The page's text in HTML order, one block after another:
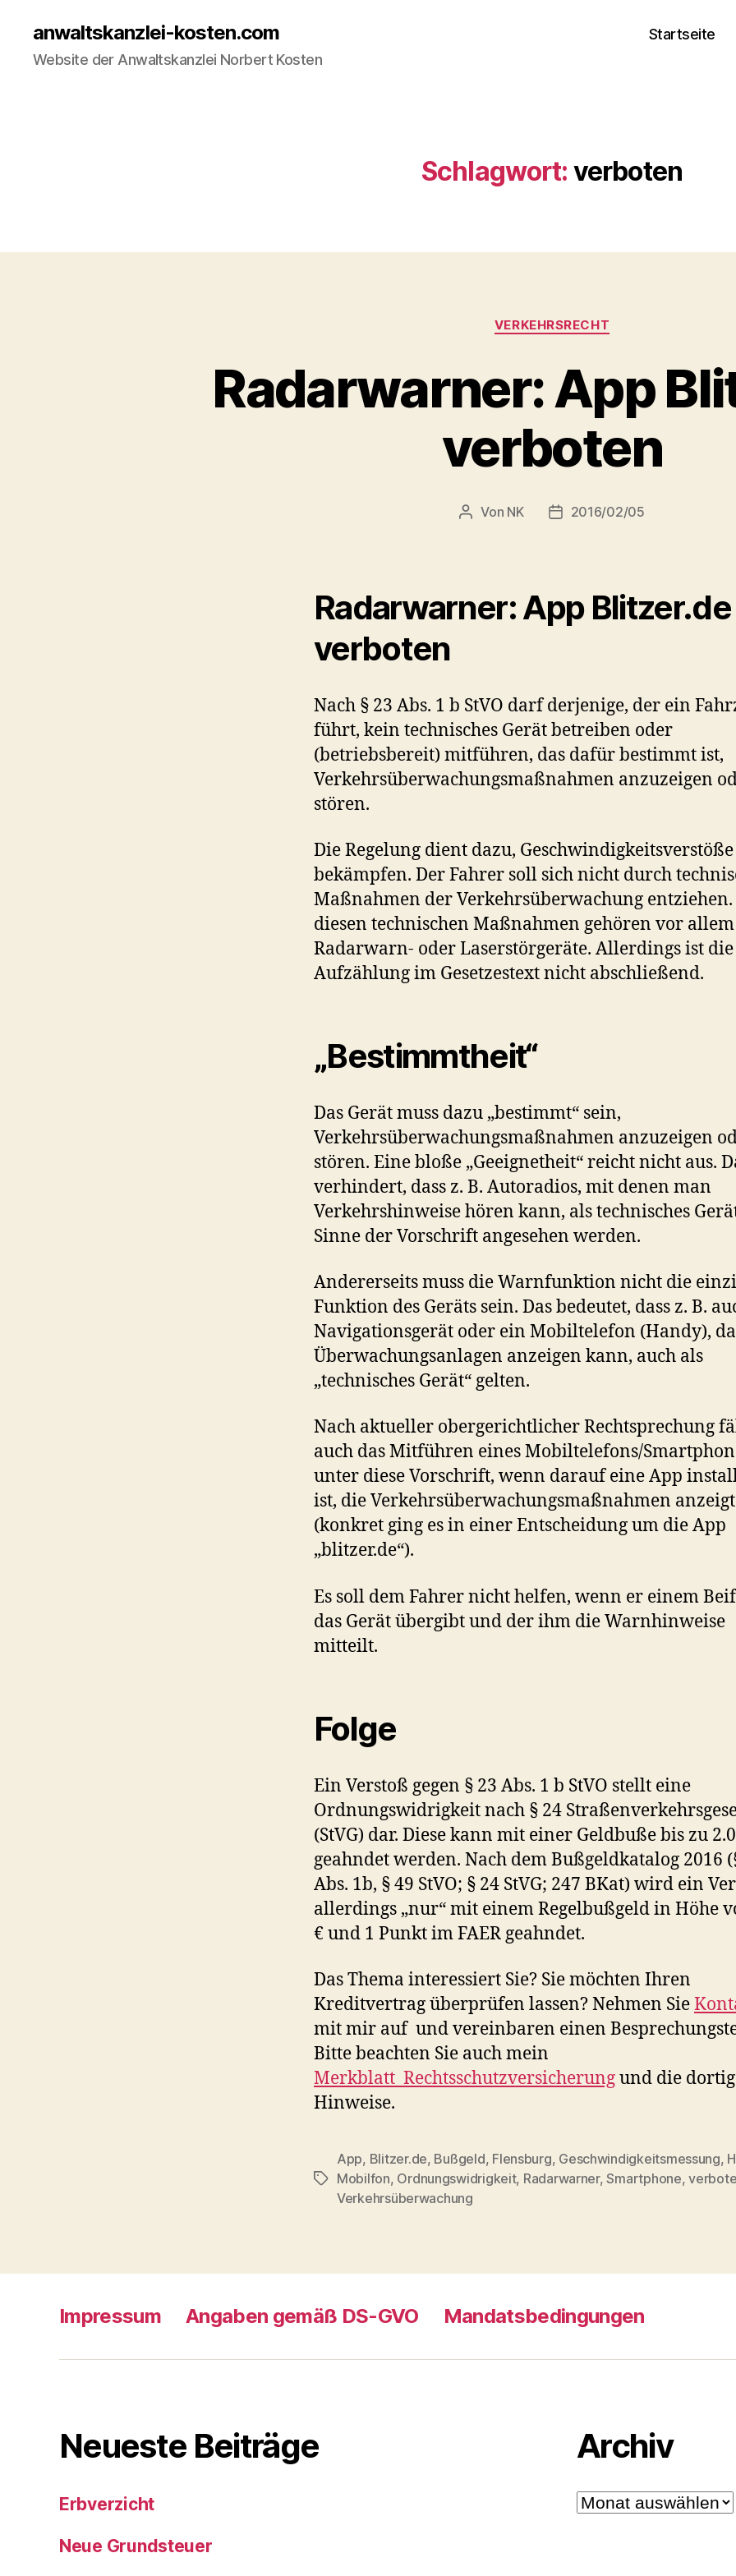
anwaltskanzlei-kosten.com
Website der Anwaltskanzlei Norbert Kosten
Startseite
Schlagwort: verboten
Kategorien
VERKEHRSRECHT
Radarwarner: App
verboten
Beitragsautor
Von NK Veröffentlichungsdatum
2016/02/05
Radarwarner: App Blitzer.de
verboten
Nach § 23 Abs. 1 b StVO darf derjenige, der ein
führt, kein technisches Gerät betreiben oder
(betriebsbereit) mitführen, das dafür bestimmt ist,
Verkehrsüberwachungsmaßnahmen anzuzeigen
stören.
Die Regelung dient dazu,
bekämpfen. Der Fahrer soll sich nicht durch
Maßnahmen der Verkehrsüberwachung entziehen.
diesen technischen Maßnahmen gehören vor allem
Radarwarn- oder Laserstörgeräte. Allerdings ist die
Aufzählung im Gesetzestext nicht abschließend.
„Bestimmtheit“
Das Gerät muss dazu „bestimmt“ sein,
Verkehrsüberwachungsmaßnahmen anzuzeigen
stören. Eine bloße „Geeignetheit“ reicht nicht aus.
verhindert, dass z. B. Autoradios, mit denen man
Verkehrshinweise hören kann, als technisches
Sinne der Vorschrift angesehen werden.
Andererseits muss die Warnfunktion nicht die
Funktion des Geräts sein. Das bedeutet, dass z. B.
Navigationsgerät oder ein Mobiltelefon (Handy),
Überwachungsanlagen anzeigen kann, auch als
„technisches Gerät“ gelten.
Nach aktueller obergerichtlicher Rechtsprechung
auch das Mitführen eines Mobiltelefons/
unter diese Vorschrift, wenn darauf eine App
ist, die Verkehrsüberwachungsmaßnahmen anzeigt
(konkret ging es in einer Entscheidung um die App
„blitzer.de“).
Es soll dem Fahrer nicht helfen, wenn er einem
das Gerät übergibt und der ihm die Warnhinweise
mitteilt.
Folge
Ein Verstoß gegen § 23 Abs. 1 b StVO stellt eine
Ordnungswidrigkeit nach § 24
(StVG) dar. Diese kann mit einer Geldbuße bis zu
geahndet werden. Nach dem Bußgeldkatalog 2016 (
Abs. 1b, § 49 StVO; § 24 StVG; 247 BKat) wird ein
allerdings „nur“ mit einem Regelbußgeld in Höhe
€ und 1 Punkt im FAER geahndet.
Das Thema interessiert Sie? Sie möchten Ihren
Kreditvertrag überprüfen lassen? Nehmen Sie
mit mir auf und vereinbaren einen
Bitte beachten Sie auch mein
Merkblatt_Rechtsschutzversicherungund die
Hinweise.
Schlagwörter
App, Blitzer.de, Bußgeld, Flensburg, Geschwindigkeitsmessung,
Mobilfon, Ordnungswidrigkeit, Radarwarner,Smartphone,
Verkehrsüberwachung
Impressum Angaben gemäß DS-GVO Mandatsbedingungen
Neueste Beiträge
Erbverzicht
Neue Grundsteuer
Archiv
Archiv